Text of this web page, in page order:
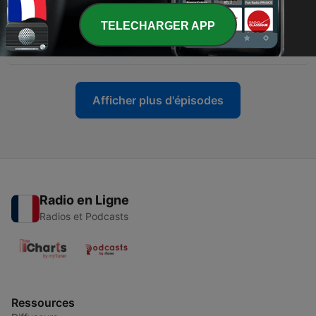
24 déc. 2025
65 - #59 - Mes voisins les cauchemars
13 déc. 2025
Afficher plus d'épisodes
Radio en Ligne
Radios et Podcasts
Ressources
TELECHARGER APP